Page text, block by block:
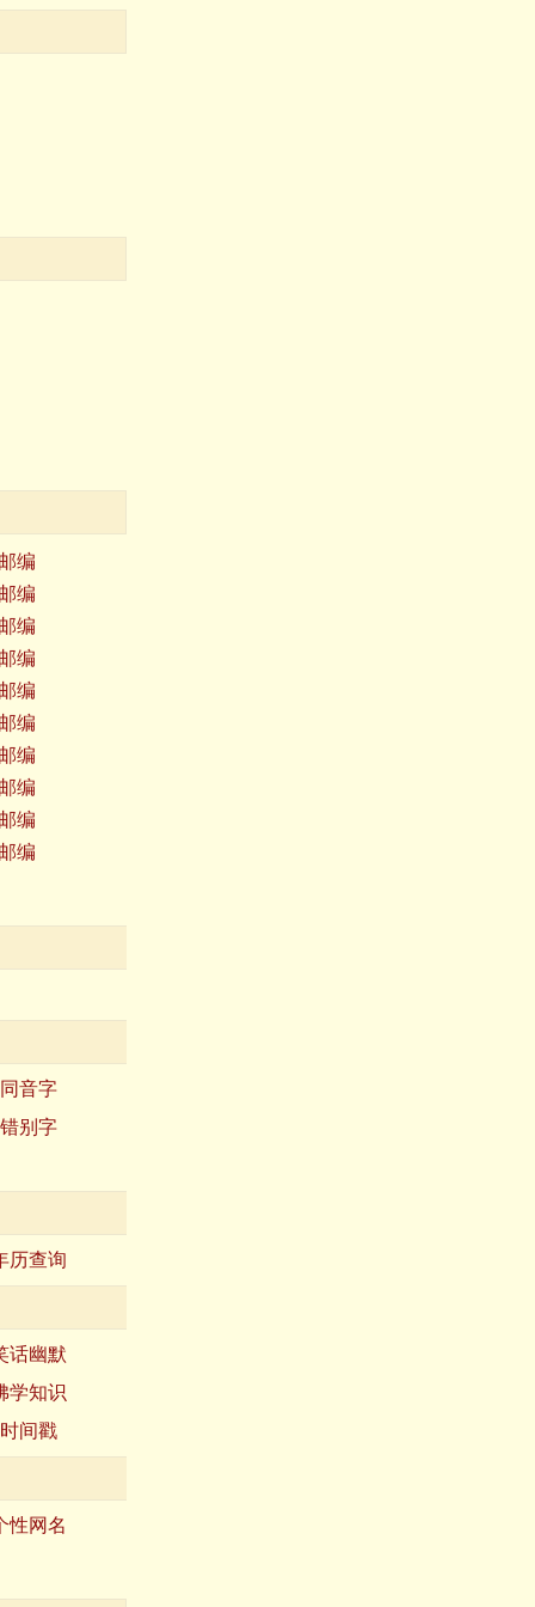
编
编
编
编
编
编
编
编
编
编
同音字
错别字
历查询
话幽默
学知识
时间戳
性网名